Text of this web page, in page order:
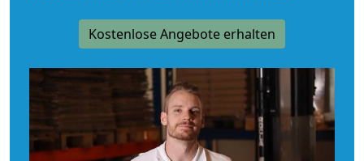
Kostenlose Angebote erhalten